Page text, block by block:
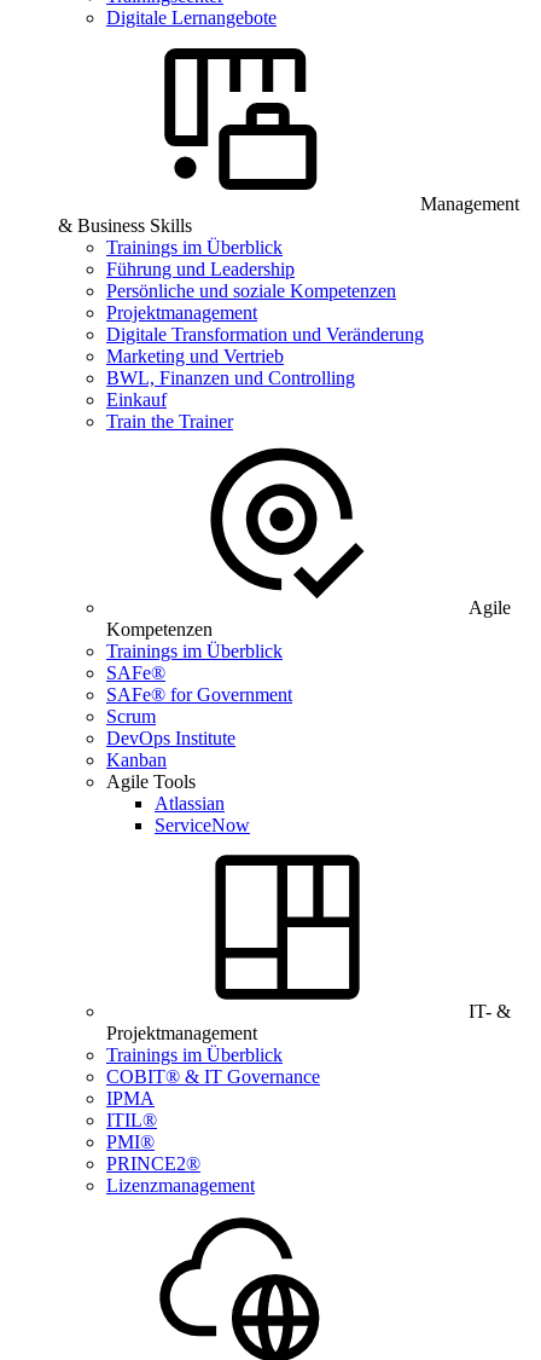
Digitale Lernangebote
Management
& Business Skills
Trainings im Überblick
Führung und Leadership
Persönliche und soziale Kompetenzen
Projektmanagement
Digitale Transformation und Veränderung
Marketing und Vertrieb
BWL, Finanzen und Controlling
Einkauf
Train the Trainer
Agile
Kompetenzen
Trainings im Überblick
SAFe®
SAFe® for Government
Scrum
DevOps Institute
Kanban
Agile Tools
Atlassian
ServiceNow
IT- &
Projektmanagement
Trainings im Überblick
COBIT® & IT Governance
IPMA
ITIL®
PMI®
PRINCE2®
Lizenzmanagement